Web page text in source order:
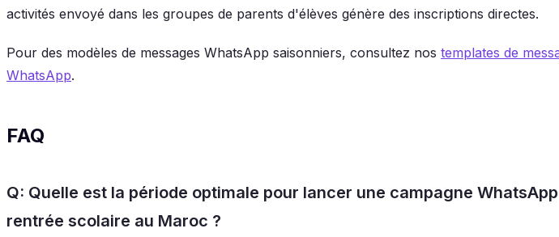
activités envoyé dans les groupes de parents d'élèves génère des inscriptions directes.
Pour des modèles de messages WhatsApp saisonniers, consultez nos templates de
WhatsApp.
FAQ
Q: Quelle est la période optimale pour lancer une campagne WhatsApp
rentrée scolaire au Maroc ?